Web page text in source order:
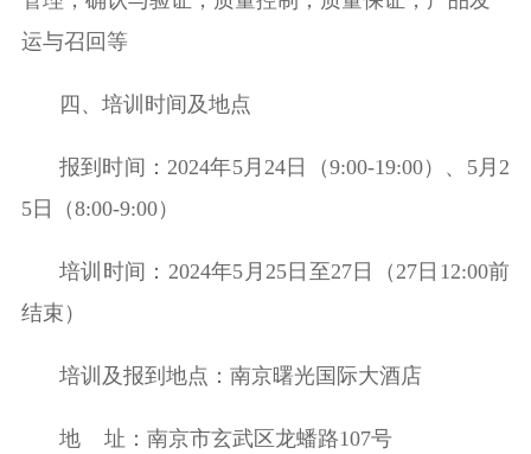
运与召回等
四、培训时间及地点
报到时间： 2024年5月 24日（9:00-19:00）、 5月 2
5日（8:00-9:00）
培训时间： 2024年5 月 25日至27日（ 27日 12:00前
结束）
培训及报到地点： 南京曙光国际大酒店
地 址：南京市玄武区龙蟠路107号